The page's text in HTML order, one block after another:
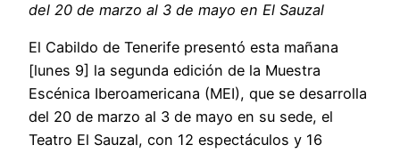
del 20 de marzo al 3 de mayo en El Sauzal
El Cabildo de Tenerife presentó esta mañana
[lunes 9] la segunda edición de la Muestra
Escénica Iberoamericana (MEI), que se desarrolla
del 20 de marzo al 3 de mayo en su sede, el
Teatro El Sauzal, con 12 espectáculos y 16